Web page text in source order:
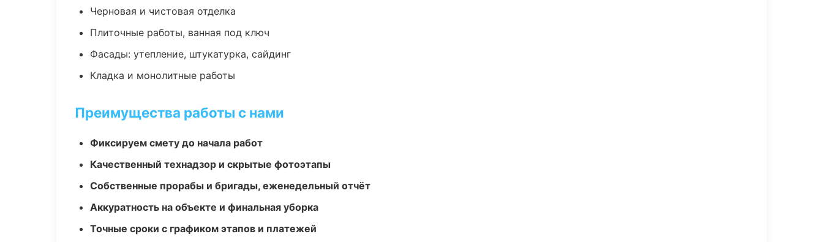
Черновая и чистовая отделка
Плиточные работы, ванная под ключ
Фасады: утепление, штукатурка, сайдинг
Кладка и монолитные работы
Преимущества работы с нами
Фиксируем смету до начала работ
Качественный технадзор и скрытые фотоэтапы
Собственные прорабы и бригады, еженедельный отчёт
Аккуратность на объекте и финальная уборка
Точные сроки с графиком этапов и платежей